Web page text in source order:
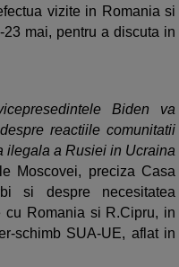
vizite in Romania si
mai, pentru a discuta in
Biden va
reactiile comunitatii
ilegala a Rusiei in Ucraina
Moscovei, preciza Casa
si despre necesitatea
cu Romania si R.Cipru, in
schimb SUA-UE, aflat in